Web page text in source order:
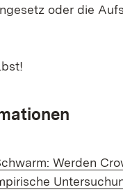
oder die
Werden